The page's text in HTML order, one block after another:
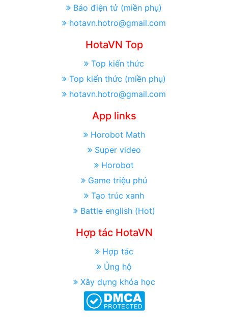
Báo điện tử (miền phụ)
hotavn.hotro@gmail.com
HotaVN Top
Top kiến thức
Top kiến thức (miền phụ)
hotavn.hotro@gmail.com
App links
Horobot Math
Super video
Horobot
Game triệu phú
Tạo trúc xanh
Battle english (Hot)
Hợp tác HotaVN
Hợp tác
Ủng hộ
Xây dựng khóa học